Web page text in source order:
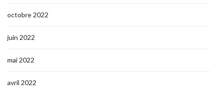
octobre 2022
juin 2022
mai 2022
avril 2022